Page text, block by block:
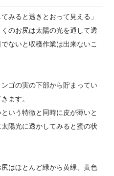
みると透きとおって見える」
のお尻は太陽の光を通して透
ないと収穫作業は出来ないこ
ゴの実の下部から貯まってい
ます。
いう特徴と同時に皮が薄いと
陽光に透かしてみると蜜の状
はほとんど緑から黄緑、黄色